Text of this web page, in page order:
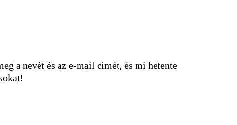
a nevét és az e-mail címét, és mi hetente